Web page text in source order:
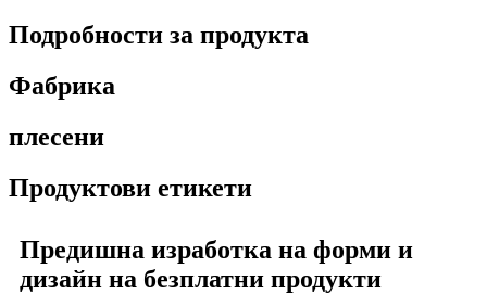
Подробности за продукта
Фабрика
плесени
Продуктови етикети
Предишна изработка на форми и
дизайн на безплатни продукти